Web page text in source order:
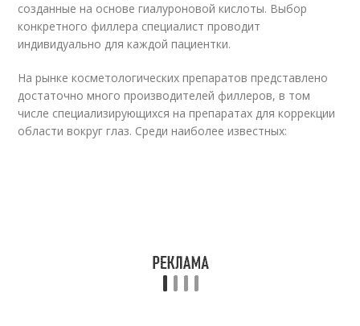
созданные на основе гиалуроновой кислоты. Выбор
конкретного филлера специалист проводит
индивидуально для каждой пациентки.
На рынке косметологических препаратов представлено
достаточно много производителей филлеров, в том
числе специализирующихся на препаратах для коррекции
области вокруг глаз. Среди наиболее известных: